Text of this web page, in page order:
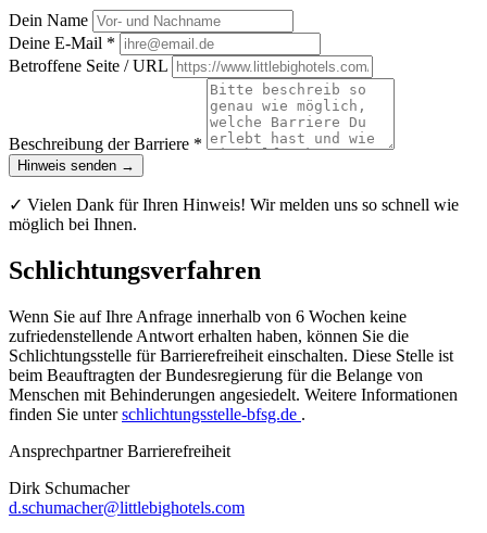
Dein Name
Deine E-Mail *
Betroffene Seite / URL
Beschreibung der Barriere *
Hinweis senden →
✓ Vielen Dank für Ihren Hinweis! Wir melden uns so schnell wie
möglich bei Ihnen.
Schlichtungsverfahren
Wenn Sie auf Ihre Anfrage innerhalb von 6 Wochen keine
zufriedenstellende Antwort erhalten haben, können Sie die
Schlichtungsstelle für Barrierefreiheit einschalten. Diese Stelle ist
beim Beauftragten der Bundesregierung für die Belange von
Menschen mit Behinderungen angesiedelt. Weitere Informationen
finden Sie unterschlichtungsstelle-bfsg.de .
Ansprechpartner Barrierefreiheit
Dirk Schumacher
d.schumacher@littlebighotels.com